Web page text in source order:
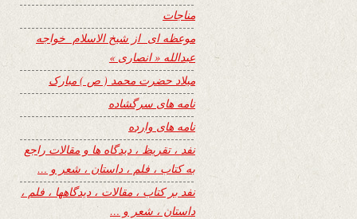
مناجات
موعظه ای از شیخ الاسلام خواجه
عبدالله « انصاری »
میلاد حضرت محمد ( ص ) مبارک
نامه های سرگشاده
نامه های وارده
نفد ، تقریظ ، دیدگاه ها و مقالات راجع
به کتاب ، فلم ، داستان ، شعر و …
نفد بر کتاب ، مقالات ، دیدگاهها ، فلم ،
داستان ، شعر و …